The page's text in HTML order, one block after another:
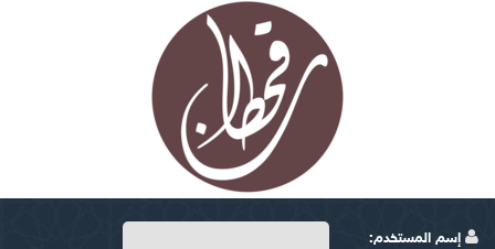
إسم المستخدم: